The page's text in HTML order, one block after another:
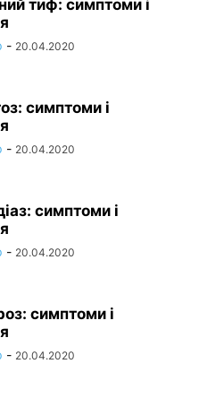
тиф: симптоми і
- 20.04.2020
симптоми і
- 20.04.2020
симптоми і
- 20.04.2020
симптоми і
- 20.04.2020